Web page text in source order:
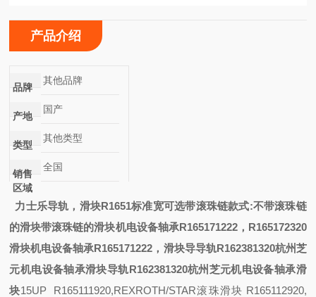
产品介绍
品牌
其他品牌
产地
国产
类型
其他类型
销售
区域
全国
力士乐导轨，滑块R1651标准宽可选带滚珠链款式:不带滚珠链
的滑块带滚珠链的滑块机电设备轴承R165171222，R165172320
滑块机电设备轴承R165171222， 滑块导导轨R162381320杭州芝
元机电设备轴承滑块导轨R162381320杭州芝元机电设备轴承滑
块15UP R165111920,REXROTH/STAR滚珠滑块 R165112920,